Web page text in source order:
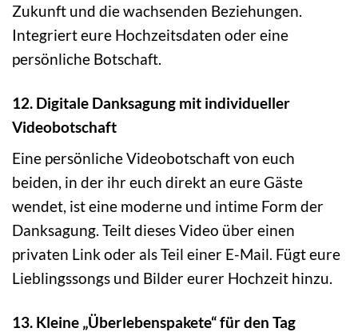
Zukunft und die wachsenden Beziehungen.
Integriert eure Hochzeitsdaten oder eine
persönliche Botschaft.
12. Digitale Danksagung mit individueller
Videobotschaft
Eine persönliche Videobotschaft von euch
beiden, in der ihr euch direkt an eure Gäste
wendet, ist eine moderne und intime Form der
Danksagung. Teilt dieses Video über einen
privaten Link oder als Teil einer E-Mail. Fügt eure
Lieblingssongs und Bilder eurer Hochzeit hinzu.
13. Kleine „Überlebenspakete“ für den Tag